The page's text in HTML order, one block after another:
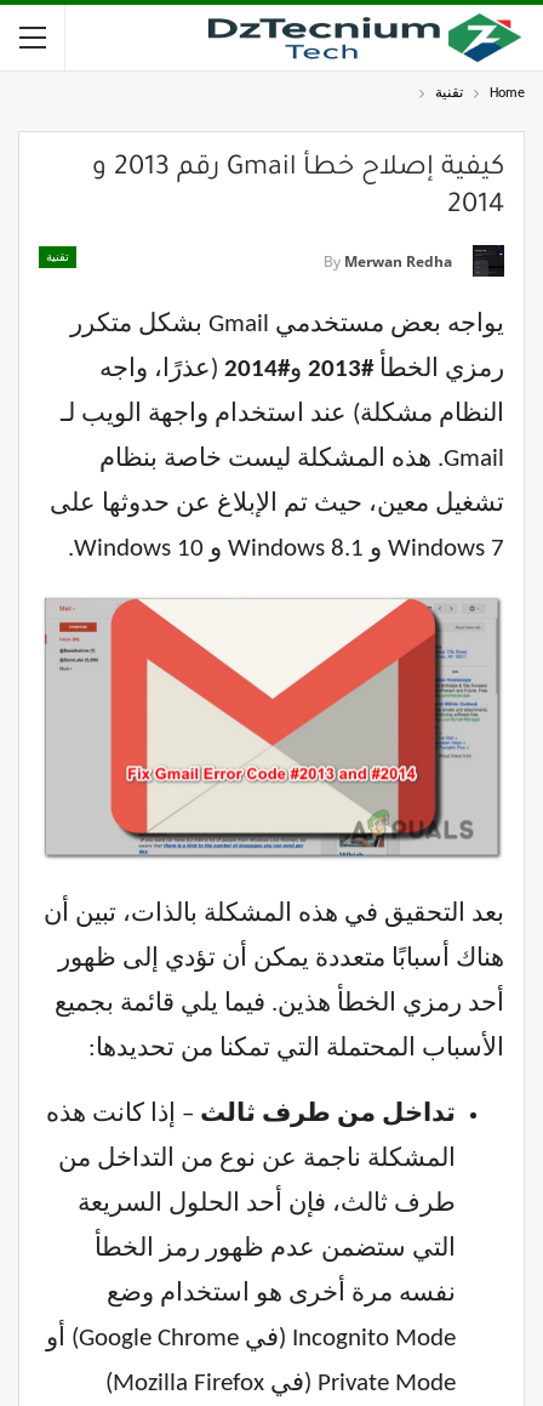
Home تقنية
كيفية إصلاح خطأ Gmail رقم 2013 و
2014
تقنية By Merwan Redha
يواجه بعض مستخدمي Gmail بشكل متكرر
رمزي الخطأ#2013 و#2014
(عذرًا، واجه
النظام مشكلة) عند استخدام واجهة الويب لـ
Gmail. هذه المشكلة ليست خاصة بنظام
تشغيل معين، حيث تم الإبلاغ عن حدوثها على
Windows 7 و Windows 8.1 و Windows 10.
بعد التحقيق في هذه المشكلة بالذات، تبين أن
هناك أسبابًا متعددة يمكن أن تؤدي إلى ظهور
أحد رمزي الخطأ هذين. فيما يلي قائمة بجميع
الأسباب المحتملة التي تمكنا من تحديدها:
تداخل من طرف ثالث – إذا كانت هذه
المشكلة ناجمة عن نوع من التداخل من
طرف ثالث، فإن أحد الحلول السريعة
التي ستضمن عدم ظهور رمز الخطأ
نفسه مرة أخرى هو استخدام وضع
Incognito Mode (في Google Chrome) أو
Private Mode (في Mozilla Firefox)